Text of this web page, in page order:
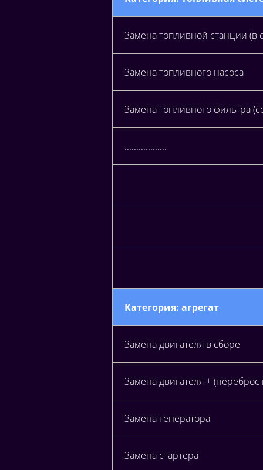
Замена топливной станции (в
Замена топливного насоса
Замена топливного фильтра
..................
Категория: агрегат
Замена двигателя в сборе
Замена двигателя + (переброс
Замена генератора
Замена стартера